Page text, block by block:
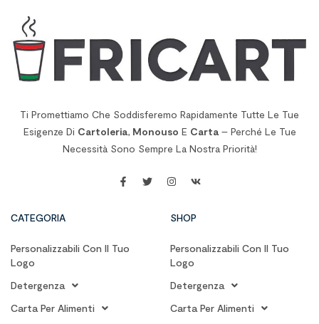
Ti Promettiamo Che Soddisferemo Rapidamente Tutte Le Tue
Esigenze Di Cartoleria, Monouso E Carta– Perché Le Tue
Necessità Sono Sempre La Nostra Priorità!
CATEGORIA
Personalizzabili Con Il Tuo
Logo
Detergenza
Carta Per Alimenti
SHOP
Personalizzabili Con Il Tuo
Logo
Detergenza
Carta Per Alimenti